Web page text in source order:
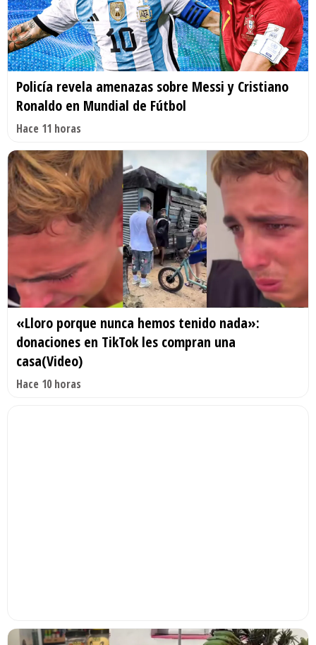
Policía revela amenazas sobre Messi y Cristiano
Ronaldo en Mundial de Fútbol
Hace 11 horas
«Lloro porque nunca hemos tenido nada»:
donaciones en TikTok les compran una
casa(Video)
Hace 10 horas